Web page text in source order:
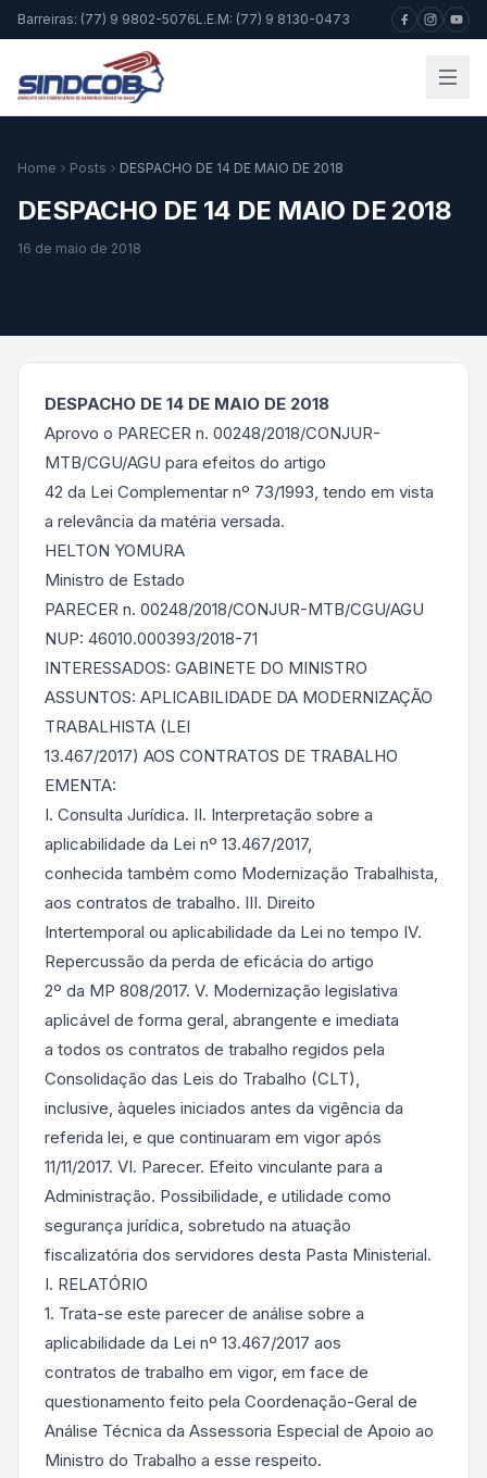
Barreiras: (77) 9 9802-5076L.E.M: (77) 9 8130-0473
Home Posts DESPACHO DE 14 DE MAIO DE 2018
DESPACHO DE 14 DE MAIO DE 2018
16 de maio de 2018
DESPACHO DE 14 DE MAIO DE 2018
Aprovo o PARECER n. 00248/2018/CONJUR-
MTB/CGU/AGU para efeitos do artigo
42 da Lei Complementar nº 73/1993, tendo em vista
a relevância da matéria versada.
HELTON YOMURA
Ministro de Estado
PARECER n. 00248/2018/CONJUR-MTB/CGU/AGU
NUP: 46010.000393/2018-71
INTERESSADOS: GABINETE DO MINISTRO
ASSUNTOS: APLICABILIDADE DA MODERNIZAÇÃO
TRABALHISTA (LEI
13.467/2017) AOS CONTRATOS DE TRABALHO
EMENTA:
I. Consulta Jurídica. II. Interpretação sobre a
aplicabilidade da Lei nº 13.467/2017,
conhecida também como Modernização Trabalhista,
aos contratos de trabalho. III. Direito
Intertemporal ou aplicabilidade da Lei no tempo IV.
Repercussão da perda de eficácia do artigo
2º da MP 808/2017. V. Modernização legislativa
aplicável de forma geral, abrangente e imediata
a todos os contratos de trabalho regidos pela
Consolidação das Leis do Trabalho (CLT),
inclusive, àqueles iniciados antes da vigência da
referida lei, e que continuaram em vigor após
11/11/2017. VI. Parecer. Efeito vinculante para a
Administração. Possibilidade, e utilidade como
segurança jurídica, sobretudo na atuação
fiscalizatória dos servidores desta Pasta Ministerial.
I. RELATÓRIO
1. Trata-se este parecer de análise sobre a
aplicabilidade da Lei nº 13.467/2017 aos
contratos de trabalho em vigor, em face de
questionamento feito pela Coordenação-Geral de
Análise Técnica da Assessoria Especial de Apoio ao
Ministro do Trabalho a esse respeito.